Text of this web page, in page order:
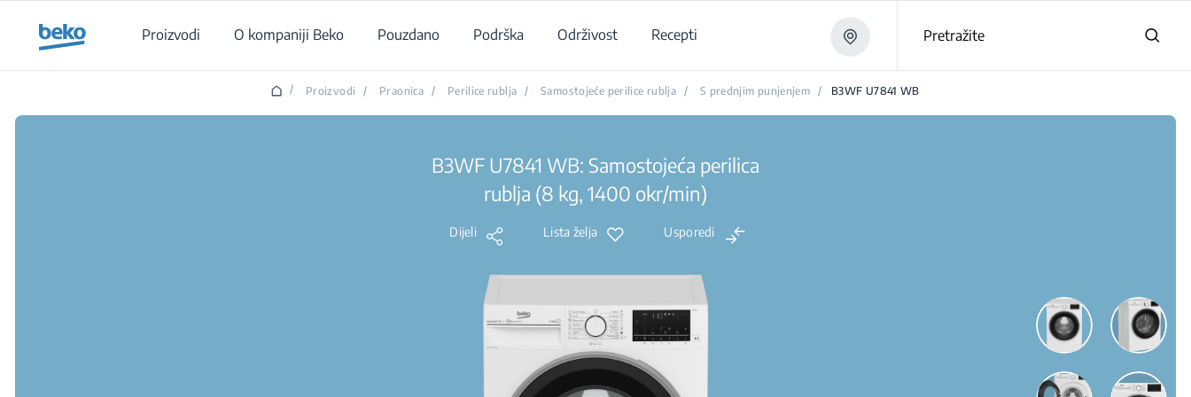
Proizvodi
O kompaniji Beko Pouzdano Podrška Održivost Recepti Pretražite
/ Proizvodi / Praonica / Perilice rublja / Samostojeće perilice rublja / S prednjim punjenjem / B3WF U7841 WB
B3WF U7841 WB: Samostojeća perilica
rublja (8 kg, 1400 okr/min)
Dijeli Lista želja Usporedi